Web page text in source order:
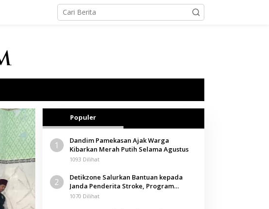
Populer
1
Dandim Pamekasan Ajak Warga
Kibarkan Merah Putih Selama Agustus
1093 Dilihat
2
Detikzone Salurkan Bantuan kepada
Janda Penderita Stroke, Program
Berbagi Masuki Hari ke-61
1070 Dilihat